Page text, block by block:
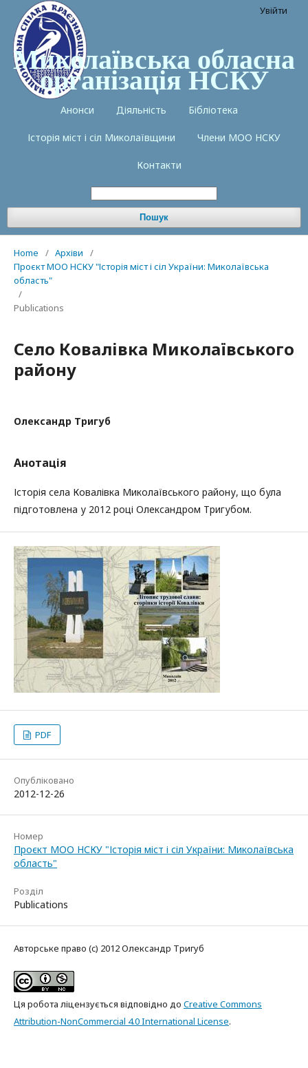
Миколаївська обласна
організація НСКУ
Анонси Діяльність Бібліотека
Історія міст і сіл Миколаївщини Члени МОО НСКУ
Контакти
Пошук
Увійти
Home / Архіви
/
Проєкт МОО НСКУ "Історія міст і сіл України: Миколаївська
область"
/
Publications
Село Ковалівка Миколаївського
району
Олександр Тригуб
Анотація
Історія села Ковалівка Миколаївського району, що була
підготовлена у 2012 році Олександром Тригубом.
PDF
Опубліковано
2012-12-26
Номер
Проєкт МОО НСКУ "Історія міст і сіл України: Миколаївська
область"
Розділ
Publications
Авторське право (c) 2012 Олександр Тригуб
Ця робота ліцензується відповідно до Creative Commons
Attribution-NonCommercial 4.0 International License.